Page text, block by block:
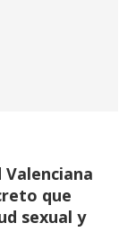
que
sexual y